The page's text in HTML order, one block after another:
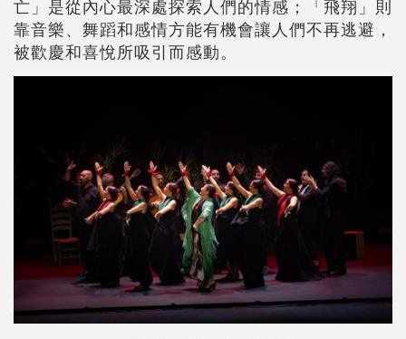
亡」是從內心最深處探索人們的情感；「飛翔」則
靠音樂、舞蹈和感情方能有機會讓人們不再逃避，
被歡慶和喜悅所吸引而感動。